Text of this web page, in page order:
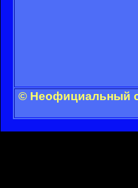
© Неофициальный